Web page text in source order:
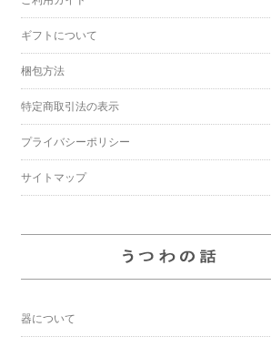
ギフトについて
梱包方法
特定商取引法の表示
プライバシーポリシー
サイトマップ
器について